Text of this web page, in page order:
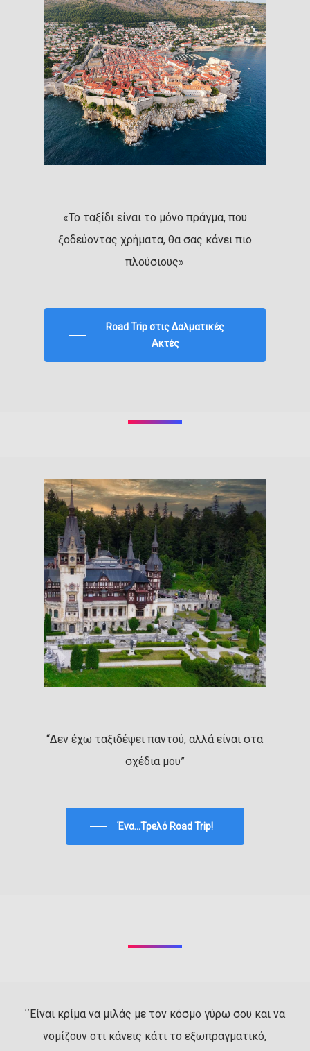
«Το ταξίδι είναι το μόνο πράγμα, που
ξοδεύοντας χρήματα, θα σας κάνει πιο
πλούσιους»
Road Trip στις Δαλματικές
Ακτές
“Δεν έχω ταξιδέψει παντού, αλλά είναι στα
σχέδια μου”
Ένα...Τρελό Road Trip!
΄΄Είναι κρίμα να μιλάς με τον κόσμο γύρω σου και να
νομίζουν οτι κάνεις κάτι το εξωπραγματικό,